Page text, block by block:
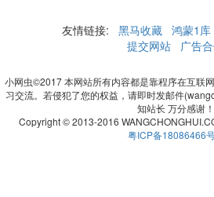
友情链接: 黑马收藏 鸿蒙1库
提交网站
广告
小网虫©2017 本网站所有内容都是靠程序在互联
习交流。若侵犯了您的权益，请即时发邮件
知站长 万分感谢！
Copyright © 2013-2016
粤ICP备18086466